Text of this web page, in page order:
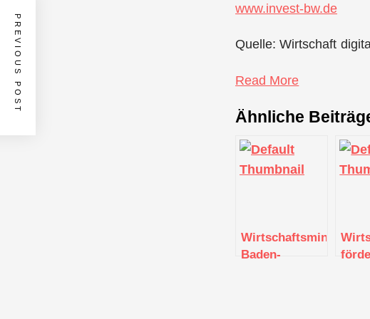
www.invest-bw.de
Quelle: Wirtschaft
Read More
Ähnliche
Baden-
PREVIOUS POST